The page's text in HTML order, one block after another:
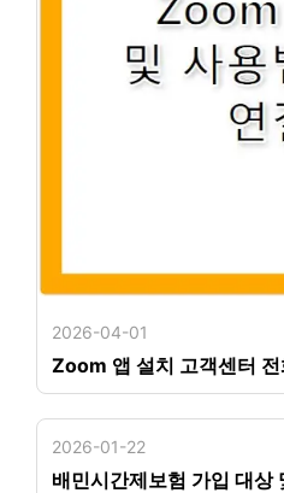
2026-04-01
Zoom 앱 설치 고객센터
2026-01-22
배민시간제보험 가입 대상